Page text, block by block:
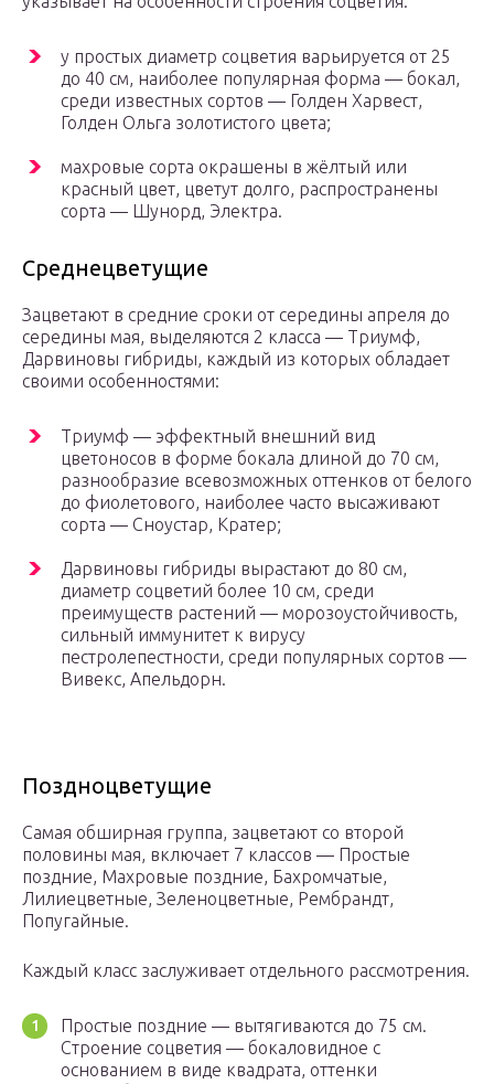
у простых диаметр соцветия варьируется от 25
до 40 см, наиболее популярная форма — бокал,
среди известных сортов — Голден Харвест,
Голден Ольга золотистого цвета;
махровые сорта окрашены в жёлтый или
красный цвет, цветут долго, распространены
сорта — Шунорд, Электра.
Среднецветущие
Зацветают в средние сроки от середины апреля до
середины мая, выделяются 2 класса — Триумф,
Дарвиновы гибриды, каждый из которых обладает
своими особенностями:
Триумф — эффектный внешний вид
цветоносов в форме бокала длиной до 70 см,
разнообразие всевозможных оттенков от белого
до фиолетового, наиболее часто высаживают
сорта — Сноустар, Кратер;
Дарвиновы гибриды вырастают до 80 см,
диаметр соцветий более 10 см, среди
преимуществ растений — морозоустойчивость,
сильный иммунитет к вирусу
пестролепестности, среди популярных сортов —
Вивекс, Апельдорн.
Поздноцветущие
Самая обширная группа, зацветают со второй
половины мая, включает 7 классов — Простые
поздние, Махровые поздние, Бахромчатые,
Лилиецветные, Зеленоцветные, Рембрандт,
Попугайные.
Каждый класс заслуживает отдельного рассмотрения.
Простые поздние — вытягиваются до 75 см.
Строение соцветия — бокаловидное с
основанием в виде квадрата, оттенки